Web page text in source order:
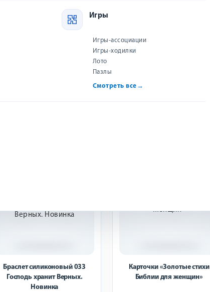
Игры
Игры-ассоциации
Игры-ходилки
Лото
Пазлы
Смотреть все →
"Славьте Господа" коврик для
Браслет силиконовый 033
Господь хранит Верных.
Новинка
Карточки «Золотые стихи
Библии для женщин»